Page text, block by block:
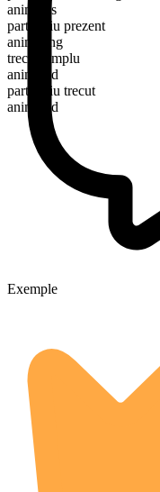
animates
participiu prezent
animating
trecut simplu
animated
participiu trecut
animated
Exemple